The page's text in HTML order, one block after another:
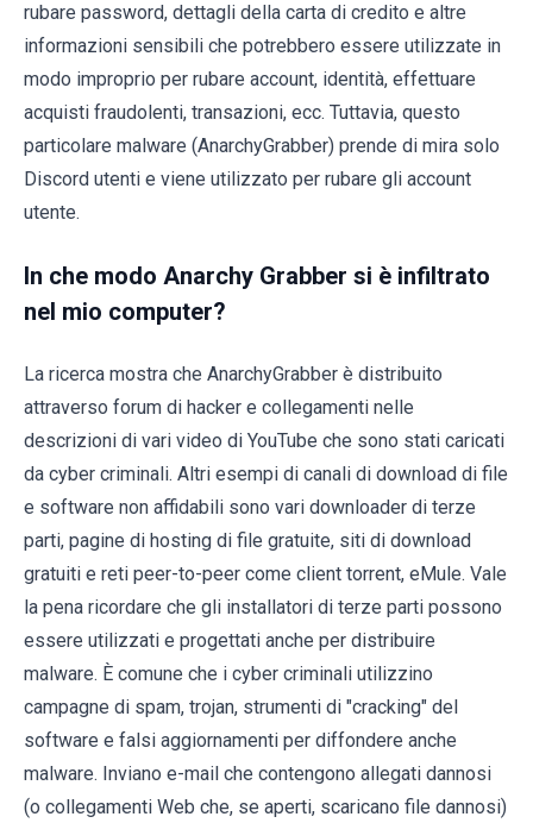
rubare password, dettagli della carta di credito e altre
informazioni sensibili che potrebbero essere utilizzate in
modo improprio per rubare account, identità, effettuare
acquisti fraudolenti, transazioni, ecc. Tuttavia, questo
particolare malware (AnarchyGrabber) prende di mira solo
Discord utenti e viene utilizzato per rubare gli account
utente.
In che modo Anarchy Grabber si è infiltrato
nel mio computer?
La ricerca mostra che AnarchyGrabber è distribuito
attraverso forum di hacker e collegamenti nelle
descrizioni di vari video di YouTube che sono stati caricati
da cyber criminali. Altri esempi di canali di download di file
e software non affidabili sono vari downloader di terze
parti, pagine di hosting di file gratuite, siti di download
gratuiti e reti peer-to-peer come client torrent, eMule. Vale
la pena ricordare che gli installatori di terze parti possono
essere utilizzati e progettati anche per distribuire
malware. È comune che i cyber criminali utilizzino
campagne di spam, trojan, strumenti di "cracking" del
software e falsi aggiornamenti per diffondere anche
malware. Inviano e-mail che contengono allegati dannosi
(o collegamenti Web che, se aperti, scaricano file dannosi)